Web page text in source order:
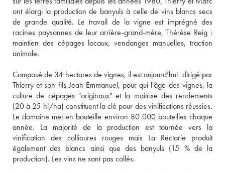
ont élargi la production de banyuls à celle de vins blancs secs
de grande qualité. Le travail de la vigne est imprégné des
racines paysannes de leur arrière-grand-mère, Thérèse Reig :
maintien des cépages locaux, vendanges manuelles, traction
animale.
Composé de 34 hectares de vignes, il est aujourd’hui  dirigé par
Thierry et son fils Jean-Emmanuel, pour qui l'âge des vignes, la
culture de cépages "originaux" et la maîtrise des rendements
(20 à 25 hl/ha) constituent la clé pour des vinifications réussies.
Le domaine met en bouteille environ 80 000 bouteilles chaque
année. La majorité de la production est tournée vers la
vinification des collioures rouges mais La Rectorie produit
également des blancs ainsi que des banyuls (15 % de la
production). Les vins ne sont pas collés.